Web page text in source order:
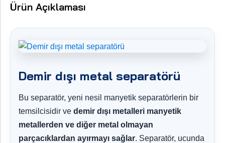
Ürün Açıklaması
Demir dışı metal separatörü
Bu separatör, yeni nesil manyetik separatörlerin bir
temsilcisidir ve demir dışı metalleri manyetik
metallerden ve diğer metal olmayan
parçacıklardan ayırmayı sağlar. Separatör, ucunda